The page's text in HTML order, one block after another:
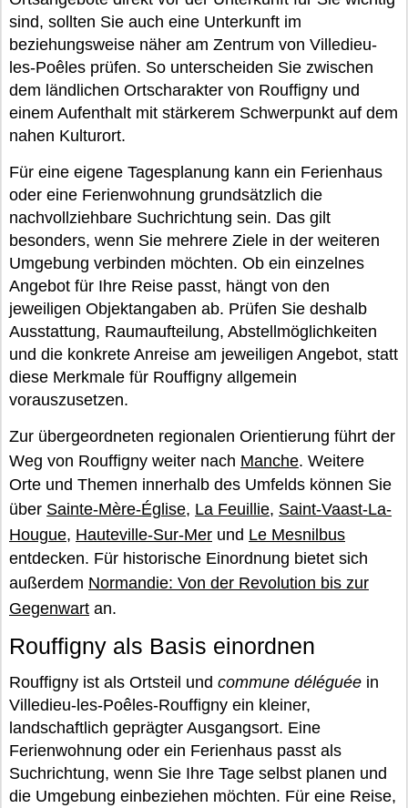
sind, sollten Sie auch eine Unterkunft im
beziehungsweise näher am Zentrum von Villedieu-
les-Poêles prüfen. So unterscheiden Sie zwischen
dem ländlichen Ortscharakter von Rouffigny und
einem Aufenthalt mit stärkerem Schwerpunkt auf dem
nahen Kulturort.
Für eine eigene Tagesplanung kann ein Ferienhaus
oder eine Ferienwohnung grundsätzlich die
nachvollziehbare Suchrichtung sein. Das gilt
besonders, wenn Sie mehrere Ziele in der weiteren
Umgebung verbinden möchten. Ob ein einzelnes
Angebot für Ihre Reise passt, hängt von den
jeweiligen Objektangaben ab. Prüfen Sie deshalb
Ausstattung, Raumaufteilung, Abstellmöglichkeiten
und die konkrete Anreise am jeweiligen Angebot, statt
diese Merkmale für Rouffigny allgemein
vorauszusetzen.
Zur übergeordneten regionalen Orientierung führt der
Weg von Rouffigny weiter nach Manche. Weitere
Orte und Themen innerhalb des Umfelds können Sie
über Sainte-Mère-Église, La Feuillie, Saint-Vaast-La-
Hougue, Hauteville-Sur-Mer und Le Mesnilbus
entdecken. Für historische Einordnung bietet sich
außerdem Normandie: Von der Revolution bis zur
Gegenwart an.
Rouffigny als Basis einordnen
Rouffigny ist als Ortsteil und commune déléguée in
Villedieu-les-Poêles-Rouffigny ein kleiner,
landschaftlich geprägter Ausgangsort. Eine
Ferienwohnung oder ein Ferienhaus passt als
Suchrichtung, wenn Sie Ihre Tage selbst planen und
die Umgebung einbeziehen möchten. Für eine Reise,